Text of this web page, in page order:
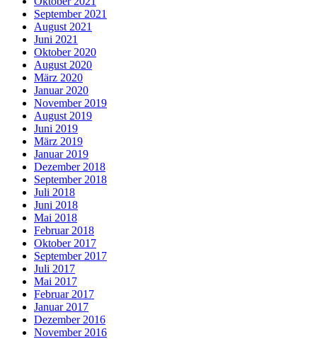
September 2021
August 2021
Juni 2021
Oktober 2020
August 2020
März 2020
Januar 2020
November 2019
August 2019
Juni 2019
März 2019
Januar 2019
Dezember 2018
September 2018
Juli 2018
Juni 2018
Mai 2018
Februar 2018
Oktober 2017
September 2017
Juli 2017
Mai 2017
Februar 2017
Januar 2017
Dezember 2016
November 2016